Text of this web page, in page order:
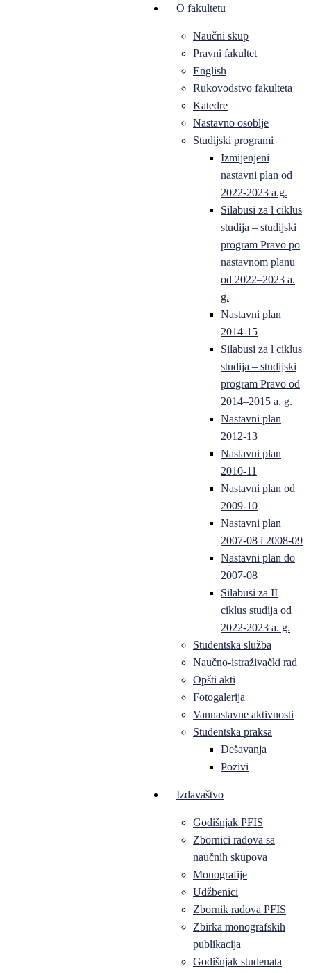
O fakultetu
Naučni skup
Pravni fakultet
English
Rukovodstvo fakulteta
Katedre
Nastavno osoblje
Studijski programi
Izmijenjeni
nastavni plan od
2022-2023 a.g.
Silabusi za l ciklus
studija – studijski
program Pravo po
nastavnom planu
od 2022–2023 a.
g.
Nastavni plan
2014-15
Silabusi za l ciklus
studija – studijski
program Pravo od
2014–2015 a. g.
Nastavni plan
2012-13
Nastavni plan
2010-11
Nastavni plan od
2009-10
Nastavni plan
2007-08 i 2008-09
Nastavni plan do
2007-08
Silabusi za II
ciklus studija od
2022-2023 a. g.
Studentska služba
Naučno-istraživački rad
Opšti akti
Fotogalerija
Vannastavne aktivnosti
Studentska praksa
Dešavanja
Pozivi
Izdavaštvo
Godišnjak PFIS
Zbornici radova sa
naučnih skupova
Monografije
Udžbenici
Zbornik radova PFIS
Zbirka monografskih
publikacija
Godišnjak studenata